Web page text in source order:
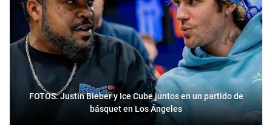
FOTOS: Justin Bieber y Ice Cube juntos en un partido de
básquet en Los Ángeles